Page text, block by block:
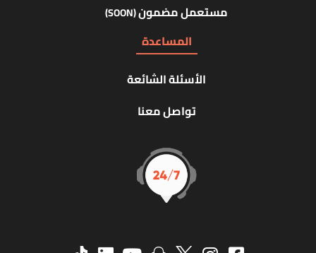
مستعمل مضمون(SOON)
المساعدة
الأسئلة الشائعة
تواصل معنا